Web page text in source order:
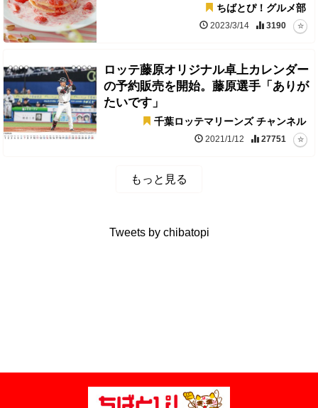
ちばとぴ！グルメ部
2023/3/14 3190
ロッテ藤原オリジナル卓上カレンダー
の予約販売を開始。藤原選手「ありが
たいです」
千葉ロッテマリーンズ チャンネル
2021/1/12 27751
もっと見る
Tweets by chibatopi